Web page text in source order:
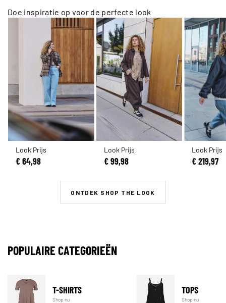
Doe inspiratie op voor de perfecte look
Look Prijs
€ 64,98
Look Prijs
€ 99,98
Look Prijs
€ 219,97
ONTDEK SHOP THE LOOK
POPULAIRE CATEGORIEËN
T-SHIRTS
Shop nu
TOPS
Shop nu